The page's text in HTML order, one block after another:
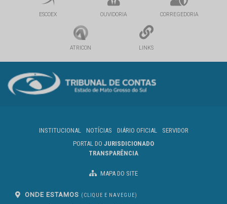
ESCOEX OUVIDORIA CORREGEDORIA
ATRICON LINKS
INSTITUCIONAL NOTÍCIAS DIÁRIO OFICIAL
SERVIDOR
PORTAL DO JURISDICIONADO
TRANSPARÊNCIA
MAPA DO SITE
ONDE ESTAMOS (CLIQUE E NAVEGUE)